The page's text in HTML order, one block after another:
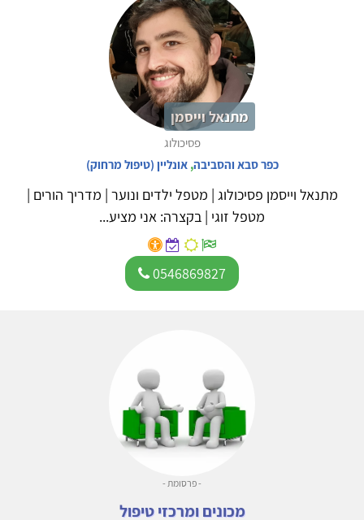
מתנאל וייסמן
פסיכולוג
כפר סבא והסביבה,אונליין (טיפול מרחוק)
מתנאל וייסמן פסיכולוג | מטפל ילדים ונוער | מדריך הורים |
מטפל זוגי | בקצרה: אני מציע...
0546869827
- פרסומת -
מכונים ומרכזי טיפול